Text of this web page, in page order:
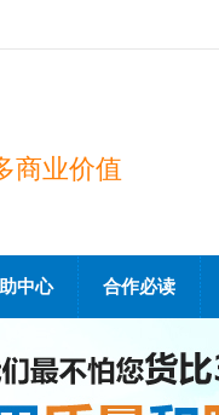
商业价值
中心 合作必读